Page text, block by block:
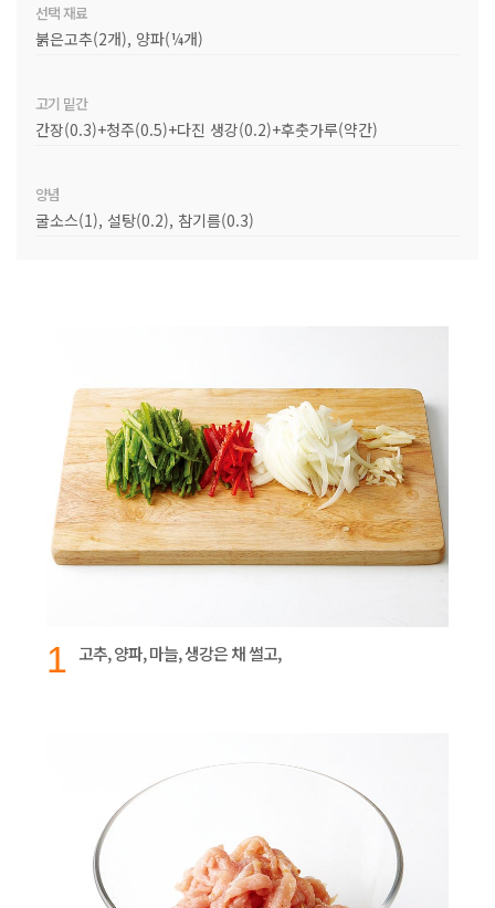
선택 재료
붉은고추(2개), 양파(¼개)
고기 밑간
간장(0.3)+청주(0.5)+다진 생강(0.2)+후춧가루(약간)
양념
굴소스(1), 설탕(0.2), 참기름(0.3)
1 고추, 양파, 마늘, 생강은 채 썰고,